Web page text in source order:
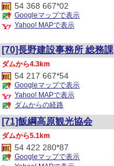
54 368 667*02
Googleマップで表示
Yahoo! MAPで表示
[70]長野建設事務所 総務課
4.3km
54 217 667*54
Googleマップで表示
Yahoo! MAPで表示
ダムからの経路
[71]飯綱高原観光協会
5.1km
54 422 280*87
Googleマップで表示